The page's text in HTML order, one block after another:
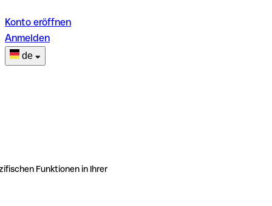
Konto eröffnen
Anmelden
de
Funktionen in Ihrer